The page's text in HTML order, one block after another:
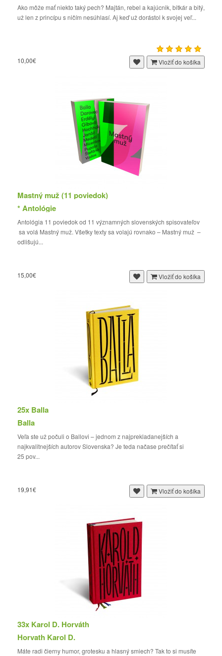
Ako môže mať niekto taký pech? Majtán, rebel a kajúcnik, bitkár a bitý,
už len z princípu s ničím nesúhlasí. Aj keď už dorástol k svojej veľ...
10,00€ Vložiť do košíka
Mastný muž (11 poviedok)
* Antológie
Antológia 11 poviedok od 11 významných slovenských spisovateľov
sa volá Mastný muž. Všetky texty sa volajú rovnako – Mastný muž –
odlišujú...
15,00€ Vložiť do košíka
25x Balla
Balla
Veľa ste už počuli o Ballovi – jednom z najprekladanejších a
najkvalitnejších autorov Slovenska? Je teda načase prečítať si
25 pov...
19,91€ Vložiť do košíka
33x Karol D. Horváth
Horvath Karol D.
Máte radi čierny humor, grotesku a hlasný smiech? Tak to si musíte